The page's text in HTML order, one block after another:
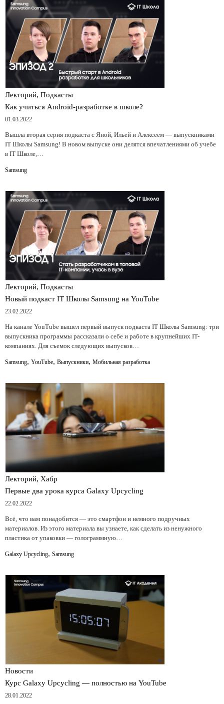
Лекторий, Подкасты
Как учиться Android-разработке в школе?
01.03.2022
Вышла вторая серия подкаста с Яной, Ильей и Алексеем — выпускниками
IT Школы Samsung! В новом выпуске они делятся впечатлениями об учебе
в IT Школе,…
Samsung
Лекторий, Подкасты
Новый подкаст IT Школы Samsung на YouTube
23.02.2022
На канале YouTube вышел первый выпуск подкаста IT Школы Samsung: три
выпускника программы рассказали о себе и работе в крупнейших IT-
компаниях. Для съемок следующих выпусков…
Samsung, YouTube, Выпускники, Мобильная разработка
Лекторий, Хабр
Первые два урока курса Galaxy Upcycling
22.02.2022
Всё, что вам понадобится — это смартфон и немного подручных
материалов. Из этого материала вы узнаете, как сделать из ненужного
пластика от упаковки — голограммную…
Galaxy Upcycling, Samsung
Новости
Курс Galaxy Upcycling — полностью на YouTube
28.01.2022